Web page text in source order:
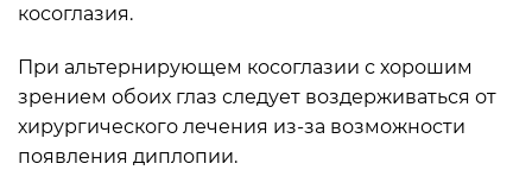
косоглазия.
При альтернирующем косоглазии с хорошим
зрением обоих глаз следует воздерживаться от
хирургического лечения из-за возможности
появления диплопии.